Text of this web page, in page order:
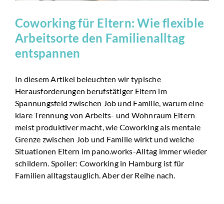
Coworking für Eltern: Wie flexible
Arbeitsorte den Familienalltag
entspannen
In diesem Artikel beleuchten wir typische
Herausforderungen berufstätiger Eltern im
Spannungsfeld zwischen Job und Familie, warum eine
klare Trennung von Arbeits- und Wohnraum Eltern
meist produktiver macht, wie Coworking als mentale
Grenze zwischen Job und Familie wirkt und welche
Situationen Eltern im pano.works-Alltag immer wieder
schildern. Spoiler: Coworking in Hamburg ist für
Familien alltagstauglich. Aber der Reihe nach.